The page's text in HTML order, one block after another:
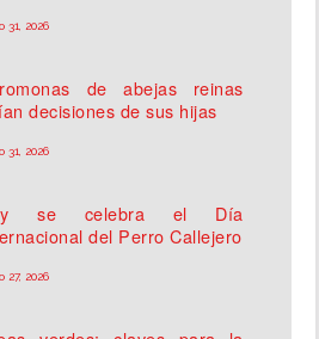
31, 2026
de abejas reinas
decisiones de sus hijas
31, 2026
se celebra el Día
del Perro Callejero
27, 2026